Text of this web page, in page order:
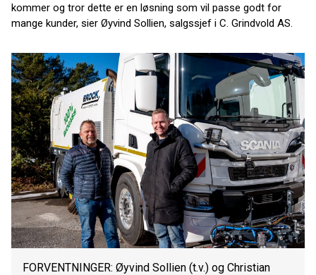
kommer og tror dette er en løsning som vil passe godt for
mange kunder, sier Øyvind Sollien, salgssjef i C. Grindvold AS.
FORVENTNINGER: Øyvind Sollien (t.v.) og Christian